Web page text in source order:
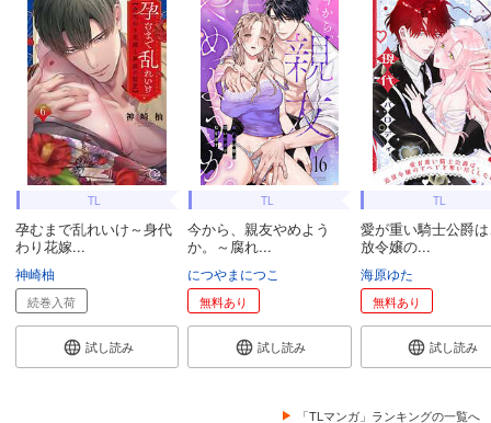
TL
孕むまで乱れいけ～身代
わり花嫁...
神崎柚
続巻入荷
試し読み
TL
今から、親友やめよう
か。～腐れ...
につやまにつこ
無料あり
試し読み
TL
愛が重い騎士公爵
放令嬢の...
海原ゆた
無料あり
試し読み
「TLマンガ」ランキングの一覧へ